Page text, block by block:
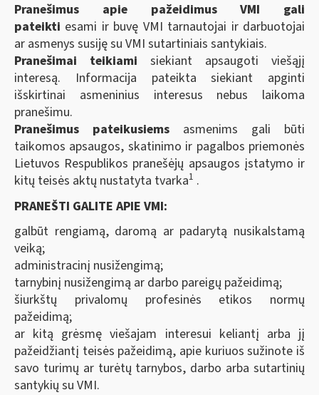
Pranešimus apie pažeidimus VMI gali
pateikti esami ir buvę VMI tarnautojai ir darbuotojai
ar asmenys susiję su VMI sutartiniais santykiais.
Pranešimai teikiami siekiant apsaugoti viešąjį
interesą. Informacija pateikta siekiant apginti
išskirtinai asmeninius interesus nebus laikoma
pranešimu.
Pranešimus pateikusiems asmenims gali būti
taikomos apsaugos, skatinimo ir pagalbos priemonės
Lietuvos Respublikos pranešėjų apsaugos įstatymo ir
kitų teisės aktų nustatyta tvarka1 .
PRANEŠTI GALITE APIE VMI:
galbūt rengiamą, daromą ar padarytą nusikalstamą
veiką;
administracinį nusižengimą;
tarnybinį nusižengimą ar darbo pareigų pažeidimą;
šiurkštų privalomų profesinės etikos normų
pažeidimą;
ar kitą grėsmę viešajam interesui keliantį arba jį
pažeidžiantį teisės pažeidimą, apie kuriuos sužinote iš
savo turimų ar turėtų tarnybos, darbo arba sutartinių
santykių su VMI.